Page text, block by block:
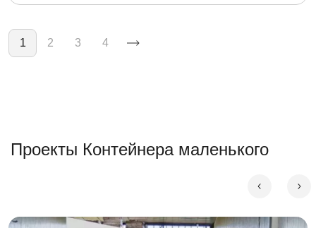
Нумерация страниц
1 2 3 4
Проекты Контейнера маленького